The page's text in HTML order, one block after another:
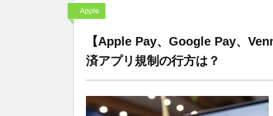
Apple
【Apple Pay、Google Pay、
済アプリ規制の行方は？